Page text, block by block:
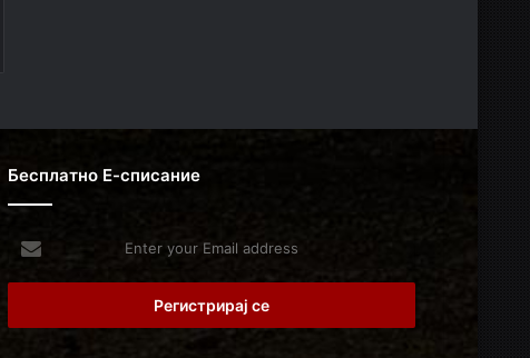
Бесплатно Е-списание
Enter
your
Email